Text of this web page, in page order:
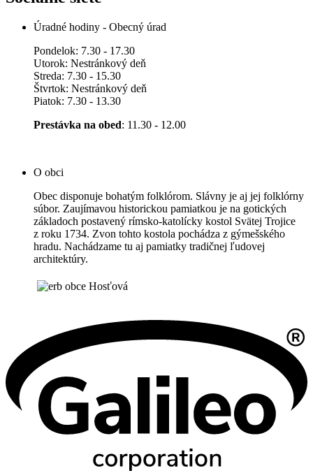
Úradné hodiny - Obecný úrad
Pondelok: 7.30 - 17.30
Utorok: Nestránkový deň
Streda: 7.30 - 15.30
Štvrtok: Nestránkový deň
Piatok: 7.30 - 13.30
Prestávka na obed: 11.30 - 12.00
O obci
Obec disponuje bohatým folklórom. Slávny je aj jej folklórny
súbor. Zaujímavou historickou pamiatkou je na gotických
základoch postavený rímsko-katolícky kostol Svätej Trojice
z roku 1734. Zvon tohto kostola pochádza z gýmešského
hradu. Nachádzame tu aj pamiatky tradičnej ľudovej
architektúry.